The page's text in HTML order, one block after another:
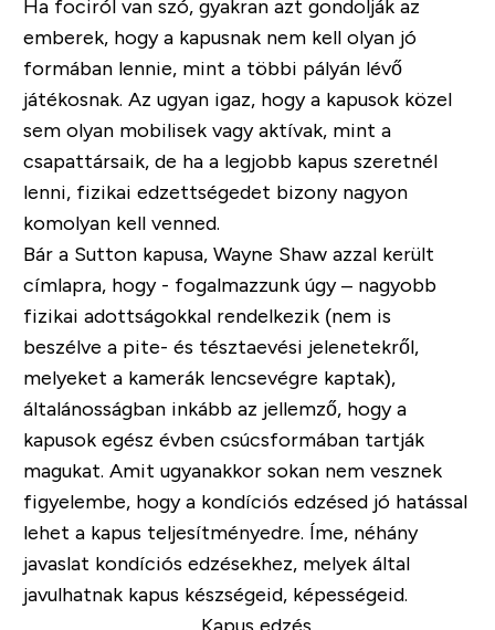
Ha fociról van szó, gyakran azt gondolják az
emberek, hogy a kapusnak nem kell olyan jó
formában lennie, mint a többi pályán lévő
játékosnak. Az ugyan igaz, hogy a kapusok közel
sem olyan mobilisek vagy aktívak, mint a
csapattársaik, de ha a legjobb kapus szeretnél
lenni, fizikai edzettségedet bizony nagyon
komolyan kell venned.
Bár a Sutton kapusa, Wayne Shaw azzal került
címlapra, hogy - fogalmazzunk úgy – nagyobb
fizikai adottságokkal rendelkezik (nem is
beszélve a pite- és tésztaevési jelenetekről,
melyeket a kamerák lencsevégre kaptak),
általánosságban inkább az jellemző, hogy a
kapusok egész évben csúcsformában tartják
magukat. Amit ugyanakkor sokan nem vesznek
figyelembe, hogy a kondíciós edzésed jó hatással
lehet a kapus teljesítményedre. Íme, néhány
javaslat kondíciós edzésekhez, melyek által
javulhatnak kapus készségeid, képességeid.